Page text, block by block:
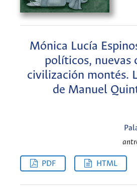
Mónica Lucía
políticos, nuevas
civilización montés.
de Manuel
PDF HTML